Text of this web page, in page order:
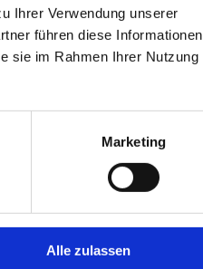
Ihrer Verwendung unserer
führen diese Informationen
sie im Rahmen Ihrer Nutzung
Marketing
Alle zulassen